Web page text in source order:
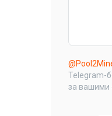
Telegram-
за